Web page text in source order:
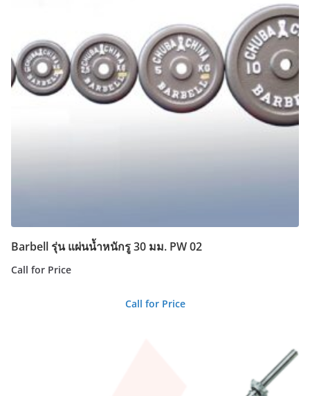
Barbell รุ่น แผ่นน้ำหนักรู 30 มม. PW 02
Call for Price
Call for Price